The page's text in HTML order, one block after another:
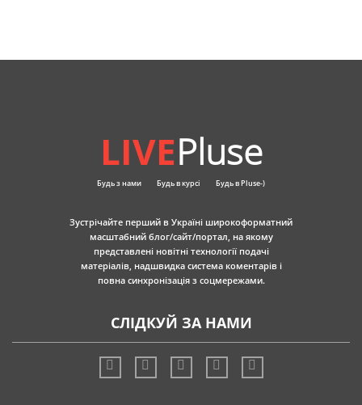
LIVEPluse
Будь з нами Будь в курсі Будь в Pluse-)
Зустрічайте перший в Україні широкоформатний
масштабний блог/сайт/портал, на якому
представлені новітні технології подачі
матеріалів, надшвидка система коментарів і
повна синхронізація з соцмережами.
СЛІДКУЙ ЗА НАМИ